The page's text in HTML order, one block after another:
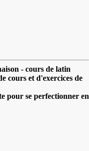
- cours de latin
cours et d'exercices de
pour se perfectionner en